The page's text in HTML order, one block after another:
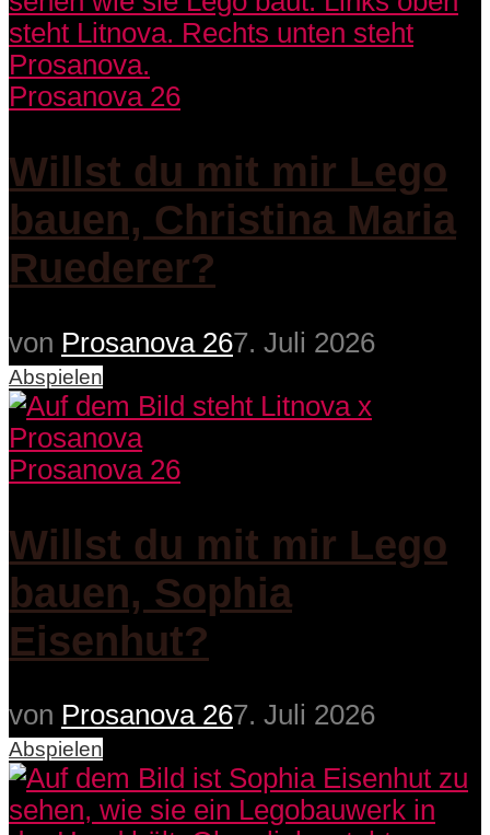
Prosanova 26
Willst du mit mir Lego
bauen, Christina Maria
Ruederer?
von Prosanova 267. Juli 2026
Abspielen
Prosanova 26
Willst du mit mir Lego
bauen, Sophia
Eisenhut?
von Prosanova 267. Juli 2026
Abspielen